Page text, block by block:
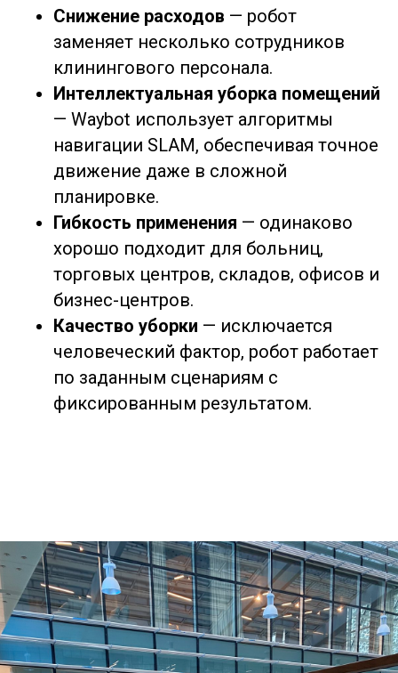
Снижение расходов — робот
заменяет несколько сотрудников
клинингового персонала.
Интеллектуальная уборка помещений
— Waybot использует алгоритмы
навигации SLAM, обеспечивая точное
движение даже в сложной
планировке.
Гибкость применения — одинаково
хорошо подходит для больниц,
торговых центров, складов, офисов и
бизнес-центров.
Качество уборки — исключается
человеческий фактор, робот работает
по заданным сценариям с
фиксированным результатом.